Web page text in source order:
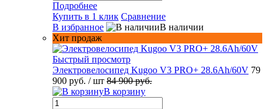
Подробнее
Купить в 1 клик Сравнение
В избранное
В наличии
Хит продаж
Быстрый просмотр
Электровелосипед Kugoo V3 PRO+ 28.6Ah/60V 79
900 руб. / шт 84 900 руб.
В корзину